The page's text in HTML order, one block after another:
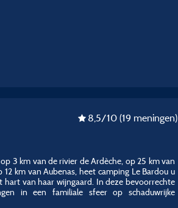
8,5/10 (19 meningen)
3 km van de rivier de Ardèche, op 25 km van
km van Aubenas, heet camping Le Bardou u
van haar wijngaard. In deze bevoorrechte
in een familiale sfeer op schaduwrijke